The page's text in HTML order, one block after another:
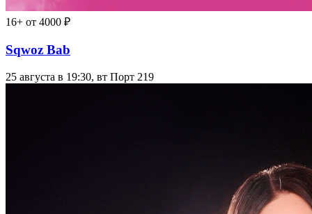
16+ от 4000 ₽
Sqwoz Bab
25 августа в 19:30, вт Порт 219